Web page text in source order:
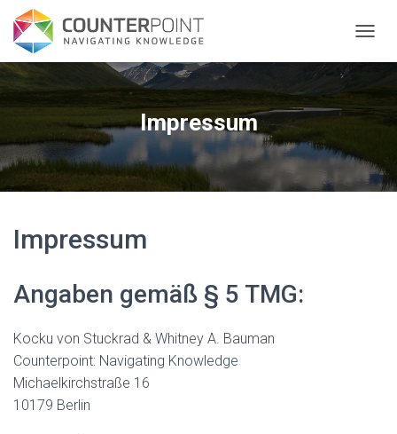
Impressum
Impressum
Angaben gemäß § 5 TMG:
Kocku von Stuckrad & Whitney A. Bauman
Counterpoint: Navigating Knowledge
Michaelkirchstraße 16
10179 Berlin